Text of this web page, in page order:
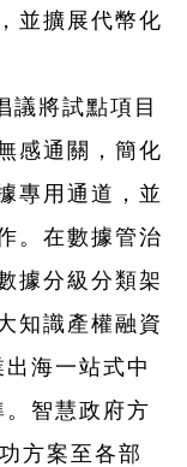
並擴展代幣化
議將試點項目
感通關，簡化
專用通道，並
。在數據管治
據分級分類架
知識產權融資
海一站式中
智慧政府方
方案至各部